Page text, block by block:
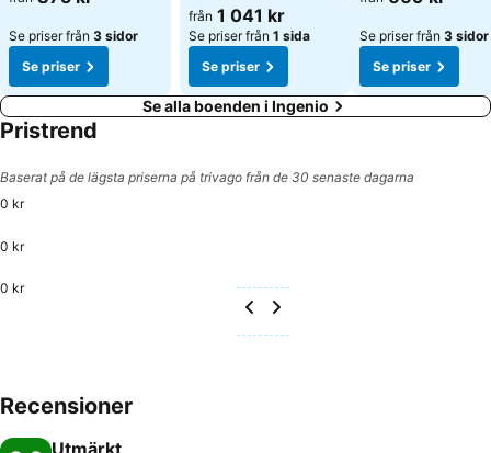
Se priser från 3 sidor
Se priser
från 1 041 kr
Se priser från 1 sida
Se priser
Se priser från 3 sidor
Se priser
Se alla boenden i Ingenio
Pristrend
Baserat på de lägsta priserna på trivago från de 30 senaste dagarna
0 kr
0 kr
0 kr
Recensioner
Utmärkt